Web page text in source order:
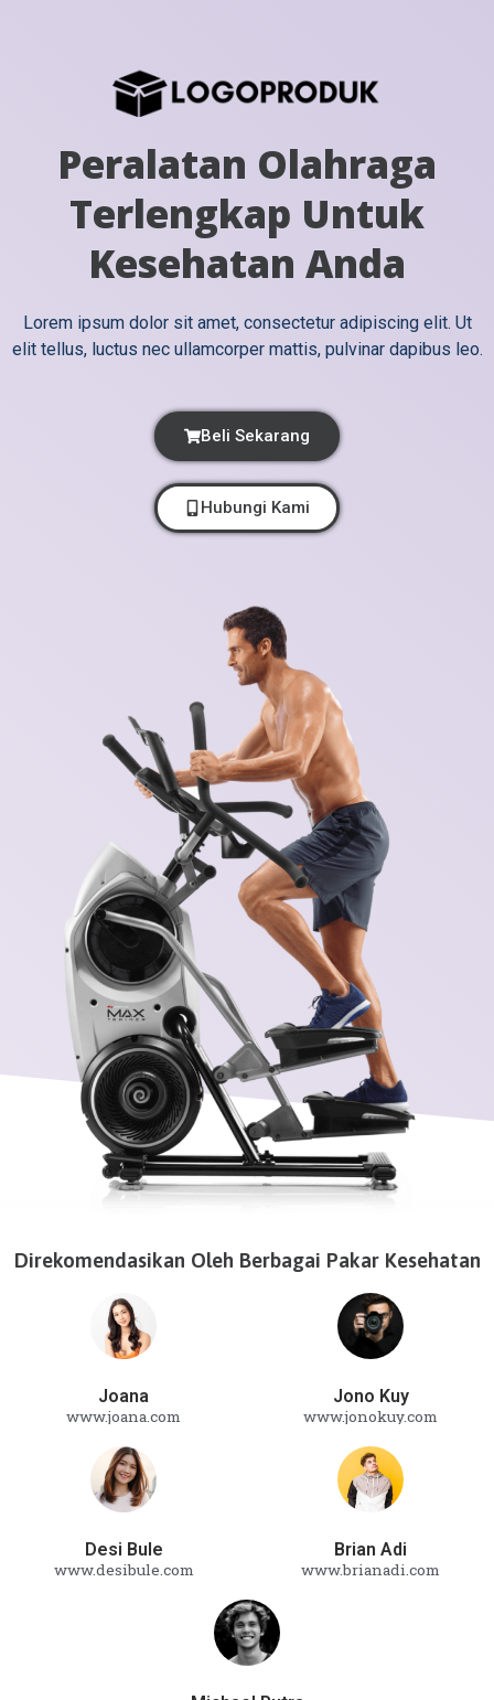
Peralatan Olahraga
Terlengkap Untuk
Kesehatan Anda
Lorem ipsum dolor sit amet, consectetur adipiscing elit. Ut
elit tellus, luctus nec ullamcorper mattis, pulvinar dapibus leo.
Beli Sekarang
Hubungi Kami
Direkomendasikan Oleh Berbagai Pakar Kesehatan
Joana
www.joana.com
Jono Kuy
www.jonokuy.com
Desi Bule
www.desibule.com
Brian Adi
www.brianadi.com